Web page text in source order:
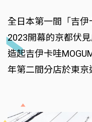
全日本第一間「吉伊
2023開幕的京都伏
造起吉伊卡哇
年第二間分店於東京